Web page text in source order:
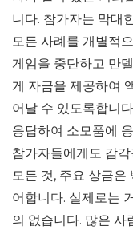
니다. 참가자는 막대
모든 사례를 개별적
게임을 중단하고 만
게 자금을 제공하여
어날 수 있도록합니
응답하여 소모품에
참가자들에게도 감
모든 것, 주요 상금은
어합니다. 실제로는
의 없습니다. 많은 사